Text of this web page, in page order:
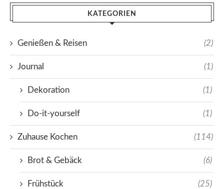
KATEGORIEN
Genießen & Reisen (2)
Journal (1)
Dekoration (1)
Do-it-yourself (1)
Zuhause Kochen (114)
Brot & Gebäck (6)
Frühstück (25)